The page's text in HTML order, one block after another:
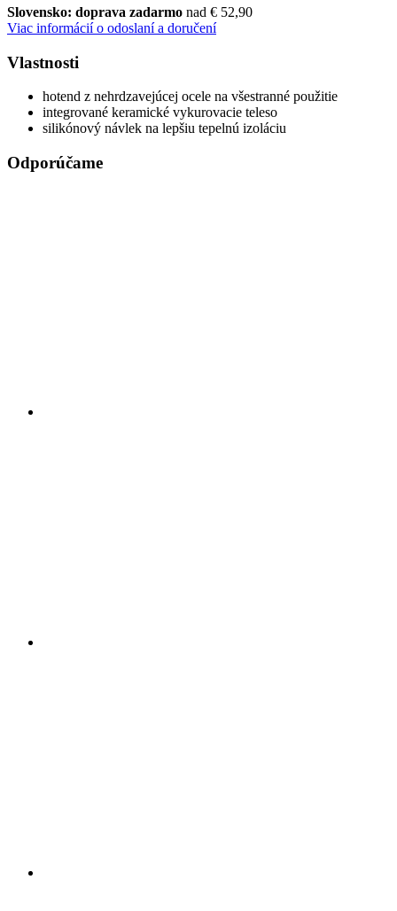
Slovensko: doprava zadarmo nad € 52,90
Viac informácií o odoslaní a doručení
Vlastnosti
hotend z nehrdzavejúcej ocele na všestranné použitie
integrované keramické vykurovacie teleso
silikónový návlek na lepšiu tepelnú izoláciu
Odporúčame